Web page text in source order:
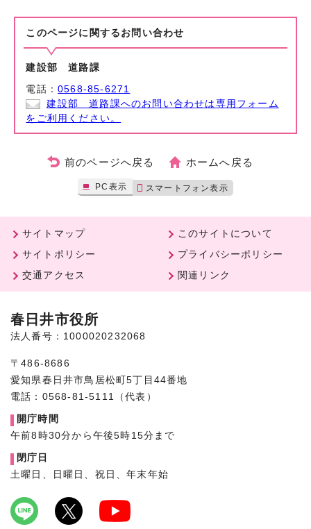
このページに関する お問い合わせ
建設部 道路課
電話：0568-85-6271
建設部 道路課へのお問い合わせは専用フォーム
をご利用ください。
前のページへ戻る ホームへ戻る
PC表示 スマートフォン表示
サイトマップ
このサイトについて
サイトポリシー
プライバシーポリシー
交通アクセス
関連リンク
春日井市役所
法人番号：1000020232068
〒486-8686
愛知県春日井市鳥居松町5丁目44番地
電話：0568-81-5111（代表）
開庁時間
午前8時30分から午後5時15分まで
閉庁日
土曜日、日曜日、祝日、年末年始